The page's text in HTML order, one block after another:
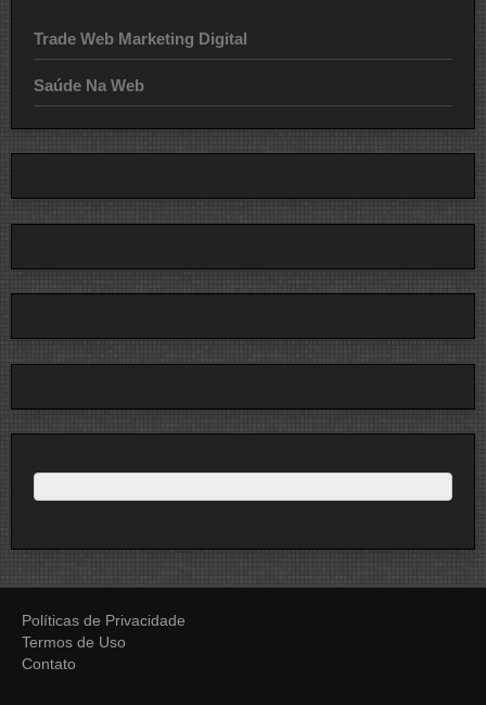
Trade Web Marketing Digital
Saúde Na Web
Políticas de Privacidade
Termos de Uso
Contato